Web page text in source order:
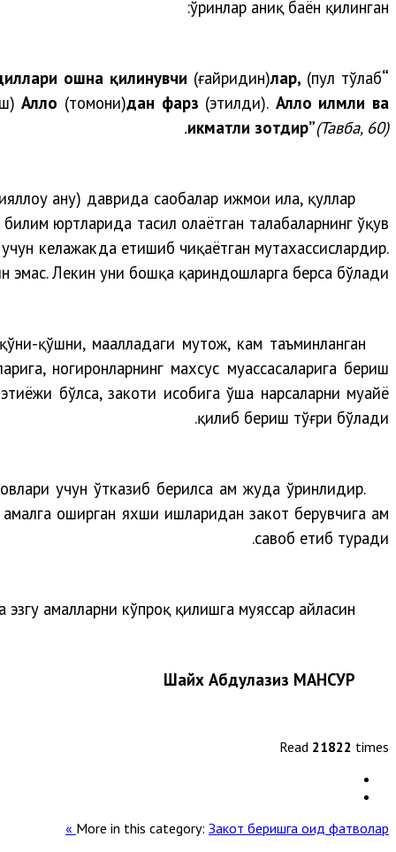
ўринлар аниқ баён қилинган:
“Албатта, садақаларни фақат фақирлар, мискинлар, унда
ошна қилинувчи (ғайридин)лар, (пул тўлаб
Аллоҳ (томони)дан фарз (этилди). Аллоҳ илмли ва
ҳикматли зотдир”(Тавба, 60).
анҳу) даврида саҳобалар ижмои ила, қуллар
юртларида таҳсил олаётган талабаларнинг ўқув
келажакда етишиб чиқаётган мутахассислардир.
Лекин уни бошқа қариндошларга берса бўлади.
қўшни, маҳалладаги муҳтож, кам таъминланган
ногиронларнинг махсус муассасаларига бериш
бўлса, закоти ҳисобига ўша нарсаларни муҳайё
қилиб бериш тўғри бўлади.
учун ўтказиб берилса ҳам жуда ўринлидир.
оширган яхши ишларидан закот берувчига ҳам
савоб етиб туради.
амалларни кўпроқ қилишга муяссар айласин!
Шайх Абдулазиз МАНСУР
Read 21822 times
More in this category: Закот беришга оид фатволар »